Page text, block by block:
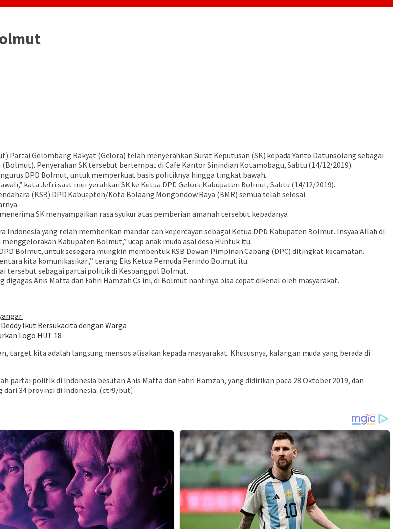
Partai Gelombang Rakyat (Gelora) telah menyerahkan Surat Keputusan (SK) kepada Yanto Datunsolang sebagai
Penyerahan SK tersebut bertempat di Cafe Kantor Sinindian Kotamobagu, Sabtu (14/12/2019).
DPD Bolmut, untuk memperkuat basis politiknya hingga tingkat bawah.
kata Jefri saat menyerahkan SK ke Ketua DPD Gelora Kabupaten Bolmut, Sabtu (14/12/2019).
(KSB) DPD Kabuapten/Kota Bolaang Mongondow Raya (BMR) semua telah selesai.
SK menyampaikan rasa syukur atas pemberian amanah tersebut kepadanya.
Indonesia yang telah memberikan mandat dan kepercayan sebagai Ketua DPD Kabupaten Bolmut. Insyaa Allah di
Kabupaten Bolmut,” ucap anak muda asal desa Huntuk itu.
Bolmut, untuk sesegara mungkin membentuk KSB Dewan Pimpinan Cabang (DPC) ditingkat kecamatan.
kita komunikasikan,” terang Eks Ketua Pemuda Perindo Bolmut itu.
tersebut sebagai partai politik di Kesbangpol Bolmut.
Anis Matta dan Fahri Hamzah Cs ini, di Bolmut nantinya bisa cepat dikenal oleh masyarakat.
Ikut Bersukacita dengan Warga
Logo HUT 18
kita adalah langsung mensosialisakan kepada masyarakat. Khususnya, kalangan muda yang berada di
partai politik di Indonesia besutan Anis Matta dan Fahri Hamzah, yang didirikan pada 28 Oktober 2019, dan
dari 34 provinsi di Indonesia. (ctr9/but)